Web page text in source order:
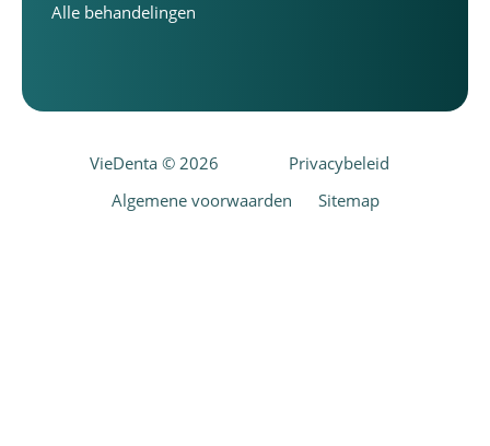
Alle behandelingen
VieDenta © 2026
Privacybeleid
Algemene voorwaarden
Sitemap